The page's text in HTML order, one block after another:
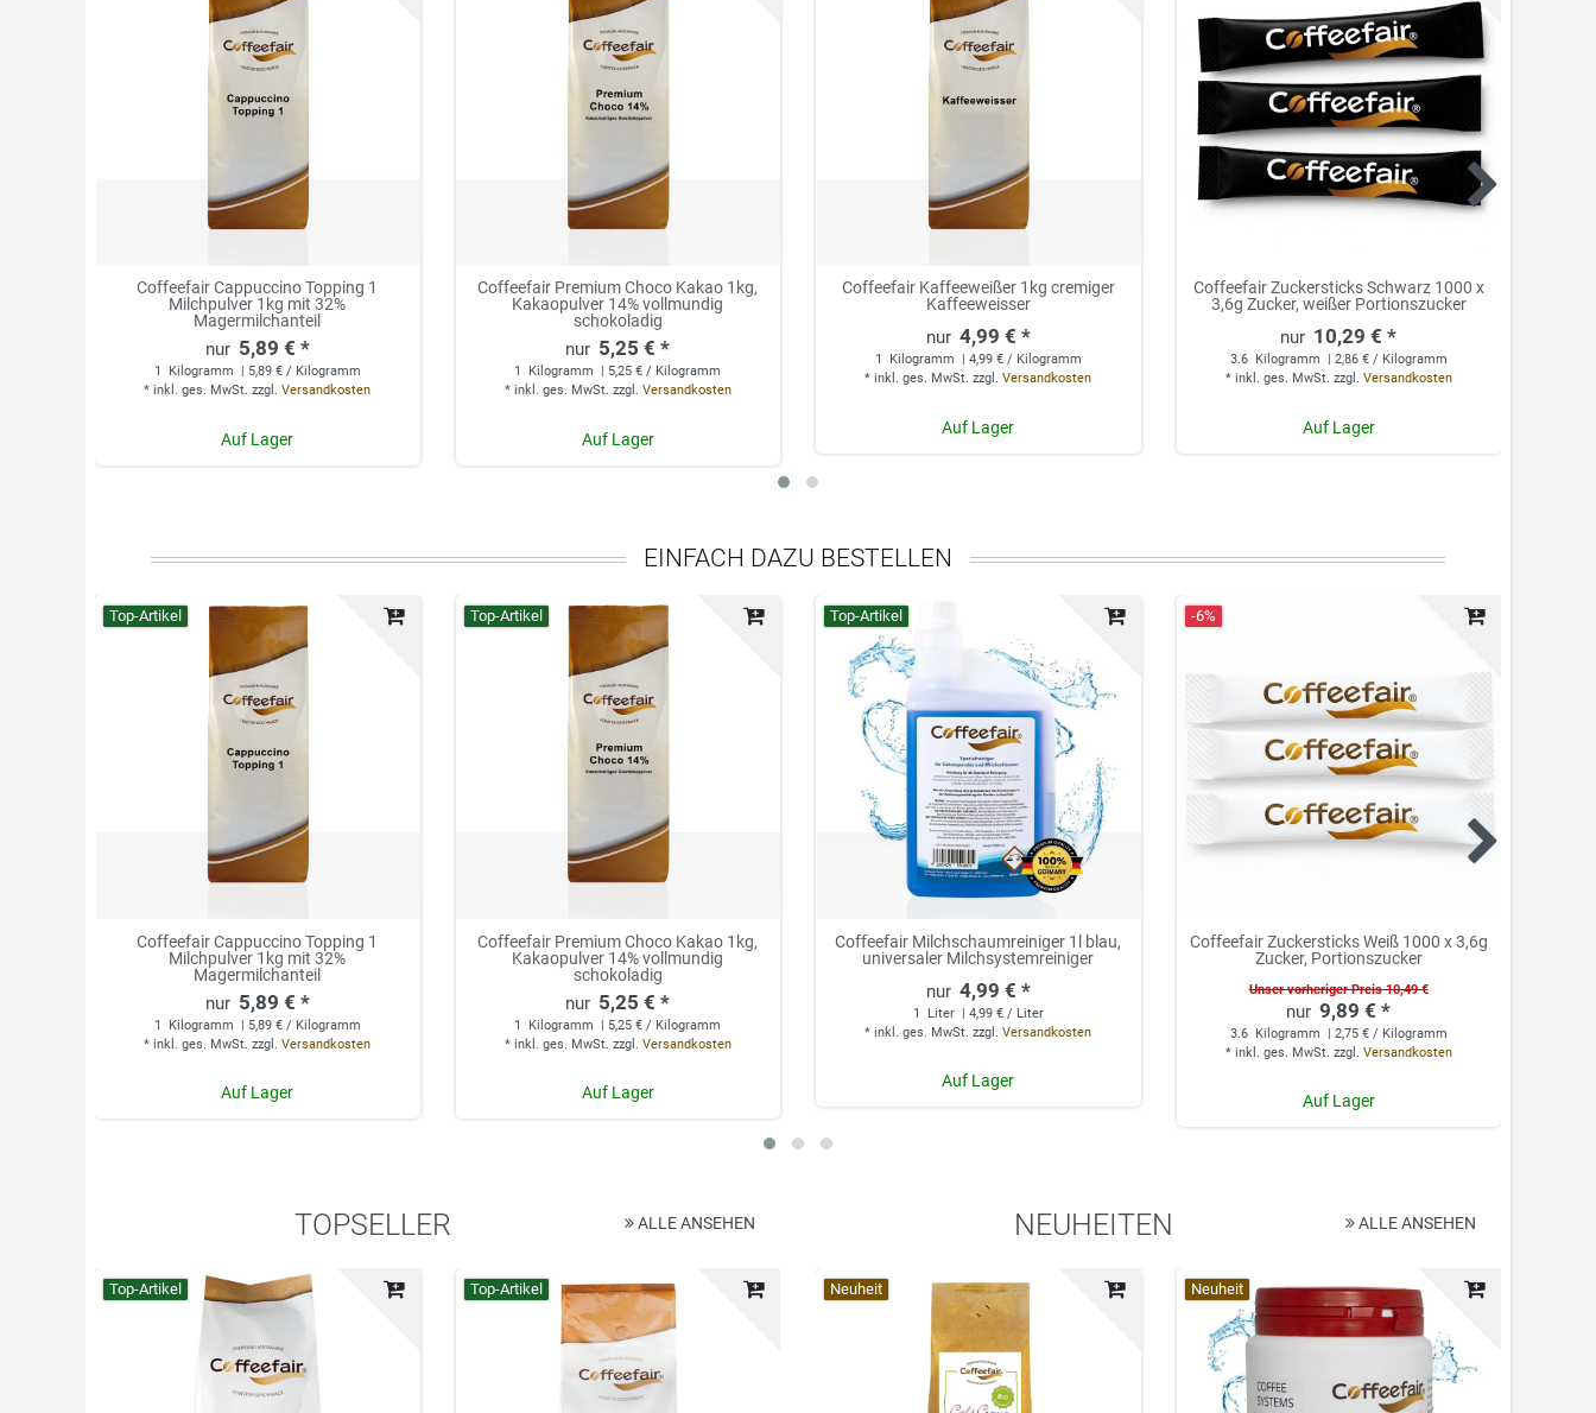
Coffeefair Cappuccino Topping 1
Milchpulver 1kg mit 32%
Magermilchanteil
5,89 € *
1 Kilogramm
| 5,89 € / Kilogramm
*inkl. ges. MwSt. zzgl.Versandkosten
Auf Lager
Coffeefair Premium Choco Kakao 1kg,
Kakaopulver 14% vollmundig
schokoladig
5,25 € *
1 Kilogramm
| 5,25 € / Kilogramm
* inkl. ges. MwSt. zzgl. Versandkosten
Auf Lager
Coffeefair Kaffeeweißer 1kg cremiger
Kaffeeweisser
4,99 € *
1 Kilogramm
| 4,99 € / Kilogramm
*inkl. ges. MwSt. zzgl.Versandkosten
Auf Lager
Coffeefair Zuckersticks Schwarz 1000 x
3,6g Zucker, weißer Portionszucker
10,29 € *
3.6 Kilogramm
| 2,86 € / Kilogramm
* inkl. ges. MwSt. zzgl. Versandkosten
Auf Lager
EINFACH DAZU BESTELLEN
Top-Artikel
Coffeefair Cappuccino Topping 1
Milchpulver 1kg mit 32%
Magermilchanteil
5,89 € *
1 Kilogramm
| 5,89 € / Kilogramm
*inkl. ges. MwSt. zzgl.Versandkosten
Auf Lager
Top-Artikel
Coffeefair Premium Choco Kakao 1kg,
Kakaopulver 14% vollmundig
schokoladig
5,25 € *
1 Kilogramm
| 5,25 € / Kilogramm
* inkl. ges. MwSt. zzgl. Versandkosten
Auf Lager
Top-Artikel
Coffeefair Milchschaumreiniger 1l blau,
universaler Milchsystemreiniger
4,99 € *
1 Liter | 4,99 € / Liter
*inkl. ges. MwSt. zzgl.Versandkosten
Auf Lager
-6%
Coffeefair Zuckersticks Weiß 1000 x 3,6g
Zucker, Portionszucker
Unser vorheriger Preis 10,49 €
9,89 € *
3.6 Kilogramm
| 2,75 € / Kilogramm
* inkl. ges. MwSt. zzgl. Versandkosten
Auf Lager
TOPSELLER ALLE ANSEHEN
Top-Artikel Top-Artikel Top-Artikel Top-Artikel
NEUHEITEN ALLE ANSEHEN
Neuheit Neuheit